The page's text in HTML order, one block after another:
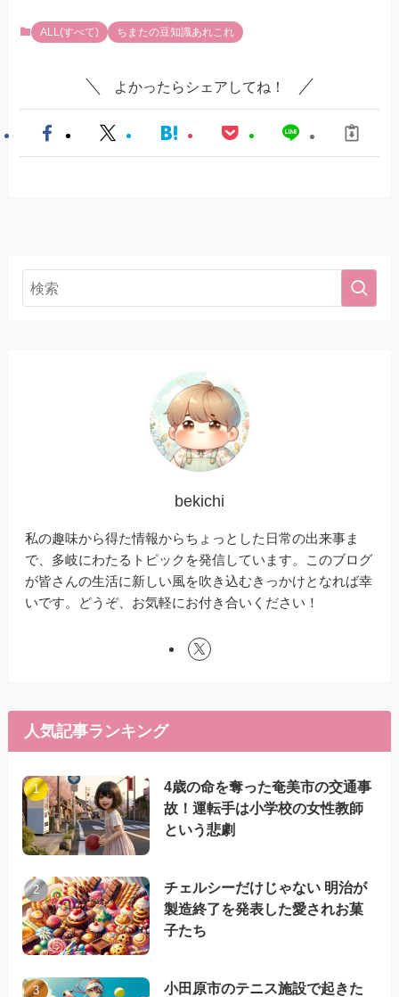
ALL(すべて) ちまたの豆知識あれこれ
よかったらシェアしてね！
bekichi
私の趣味から得た情報からちょっとした日常の出来事ま
で、多岐にわたるトピックを発信しています。このブログ
が皆さんの生活に新しい風を吹き込むきっかけとなれば幸
いです。どうぞ、お気軽にお付き合いください！
人気記事ランキング
4歳の命を奪った奄美市の交通事
故！運転手は小学校の女性教師
という悲劇
チェルシーだけじゃない 明治が
製造終了を発表した愛されお菓
子たち
小田原市のテニス施設で起きた